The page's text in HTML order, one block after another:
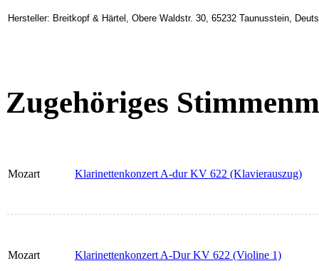
Hersteller: Breitkopf & Härtel, Obere Waldstr. 30, 65232 Taunusstein,
Zugehöriges
Mozart Klarinettenkonzert A-dur KV 622 (Klavierauszug)
Mozart Klarinettenkonzert A-Dur KV 622 (Violine 1)